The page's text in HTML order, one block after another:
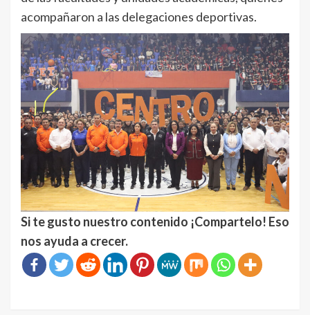
acompañaron a las delegaciones deportivas.
Si te gusto nuestro contenido ¡Compartelo! Eso
nos ayuda a crecer.